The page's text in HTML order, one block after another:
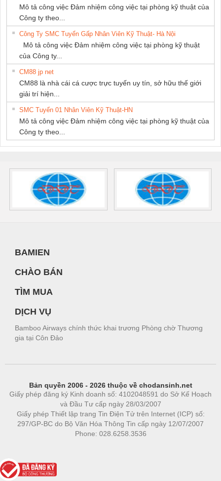
Mô tả công việc Đảm nhiệm công việc tại phòng kỹ thuật của
Công ty theo...
Công Ty SMC Tuyển Gấp Nhân Viên Kỹ Thuật- Hà Nội
Mô tả công việc Đảm nhiệm công việc tại phòng kỹ thuật
của Công ty...
CM88 jp net
CM88 là nhà cái cá cược trực tuyến uy tín, sở hữu thế giới
giải trí hiện...
SMC Tuyển 01 Nhân Viên Kỹ Thuật-HN
Mô tả công việc Đảm nhiệm công việc tại phòng kỹ thuật của
Công ty theo...
BAMIEN
CHÀO BÁN
TÌM MUA
DỊCH VỤ
Bamboo Airways chính thức khai trương Phòng chờ Thương
gia tại Côn Đảo
Bản quyền 2006 - 2026 thuộc về chodansinh.net
Giấy phép đăng ký Kinh doanh số: 4102048591 do Sở Kế Hoạch
và Đầu Tư cấp ngày 28/03/2007
Giấy phép Thiết lập trang Tin Điện Tử trên Internet (ICP) số:
297/GP-BC do Bộ Văn Hóa Thông Tin cấp ngày 12/07/2007
Phone: 028.6258.3536